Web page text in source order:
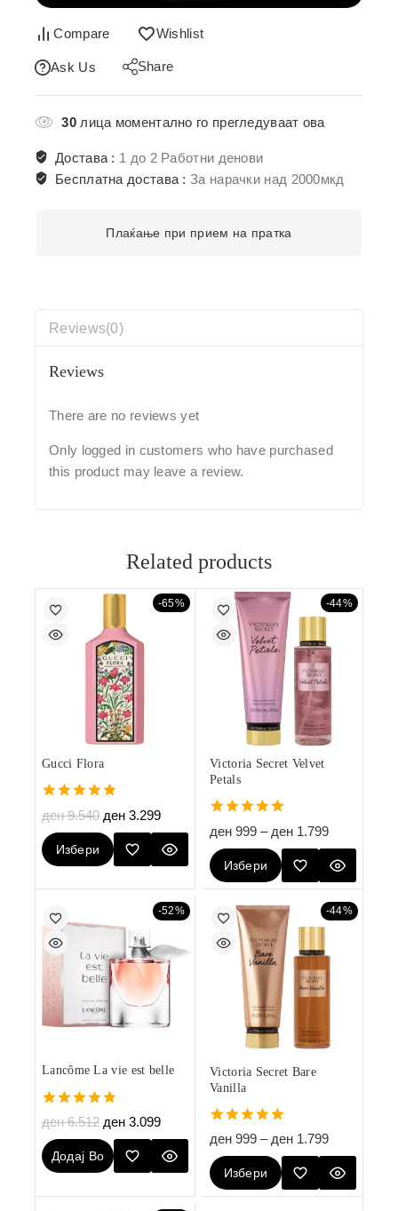
Compare Wishlist
Ask Us Share
30лица моментално го прегледуваат ова
Достава : 1 до 2 Работни денови
Бесплатна достава :За нарачки над 2000мкд
Плаќање при прием на пратка
Reviews(0)
Reviews
There are no reviews yet
Only logged in customers who have purchased
this product may leave a review.
Related products
-65%
Gucci Flora
5.00
out of 5
ден9.540 ден 3.299
Избери
-44%
Victoria Secret Velvet
Petals
5.00
out of 5
ден 999 – ден 1.799
Избери
Опции
-52%
Lancôme La vie est belle
4.80
out of 5
ден6.512 ден 3.099
Додај Во
-44%
Victoria Secret Bare
Vanilla
5.00
out of 5
ден 999 – ден 1.799
Избери
Опции